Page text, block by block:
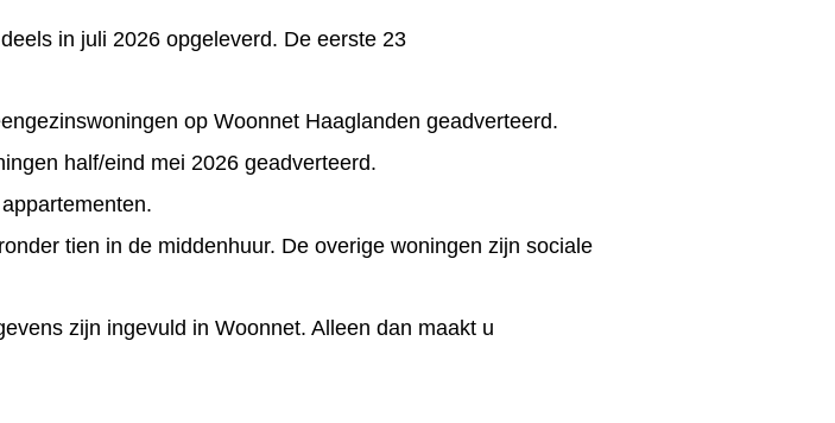
in juli 2026 opgeleverd. De eerste 23
op Woonnet Haaglanden geadverteerd.
half/eind mei 2026 geadverteerd.
tien in de middenhuur. De overige woningen zijn sociale
zijn ingevuld in Woonnet. Alleen dan maakt u